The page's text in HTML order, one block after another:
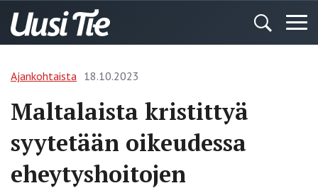
Ajankohtaista 18.10.2023
Maltalaista kristittyä
syytetään oikeudessa
eheytyshoitojen